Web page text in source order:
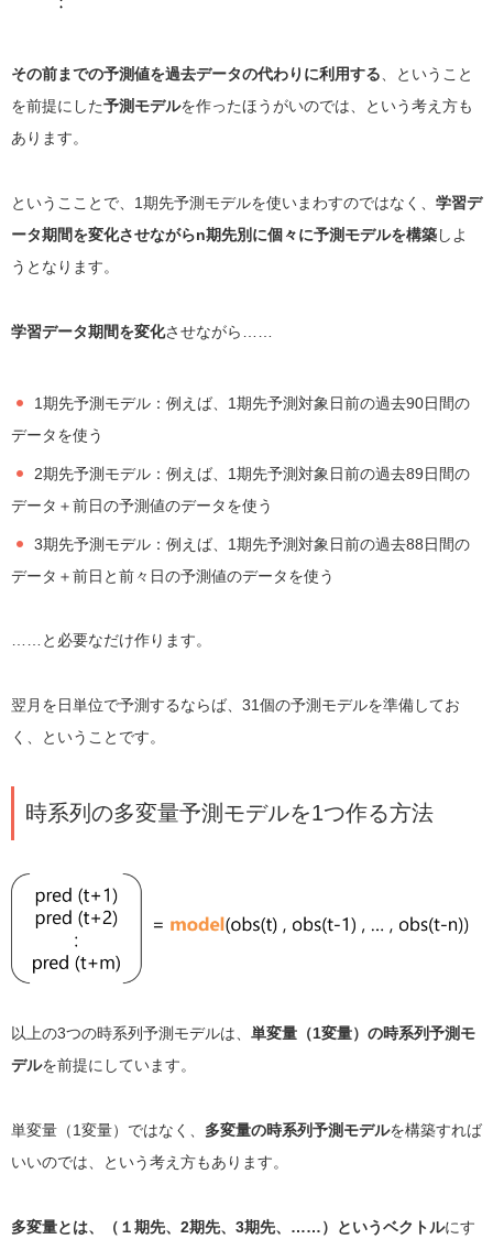
その前までの予測値を過去データの代わりに利用する 、ということ
を前提にした予測モデルを作ったほうがいのでは、という考え方も
あります。
というこことで、1期先予測モデルを使いまわすのではなく、 学習デ
ータ期間を変化させながらn期先別に個々に予測モデルを構築しよ
うとなります。
学習データ期間を変化させながら……
1期先予測モデル：例えば、1期先予測対象日前の過去90日間の
データを使う
2期先予測モデル：例えば、1期先予測対象日前の過去89日間の
データ＋前日の予測値のデータを使う
3期先予測モデル：例えば、1期先予測対象日前の過去88日間の
データ＋前日と前々日の予測値のデータを使う
……と必要なだけ作ります。
翌月を日単位で予測するならば、31個の予測モデルを準備してお
く、ということです。
時系列の多変量予測モデルを1つ作る方法
以上の3つの時系列予測モデルは、 単変量（1変量）の時系列予測モ
デルを前提にしています。
単変量（1変量）ではなく、 多変量の時系列予測モデルを構築すれば
いいのでは、という考え方もあります。
多変量とは、（１期先、2期先、3期先、……）というベクトルにす